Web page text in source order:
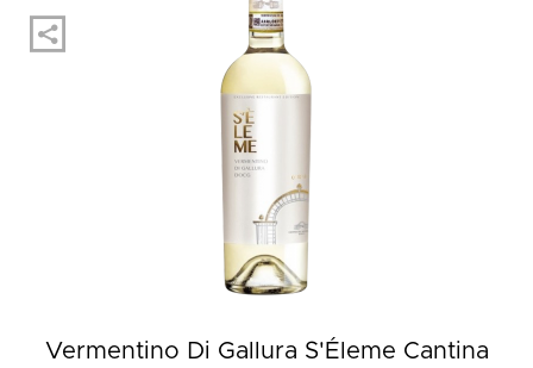
Vermentino Di Gallura S'Éleme Cantina